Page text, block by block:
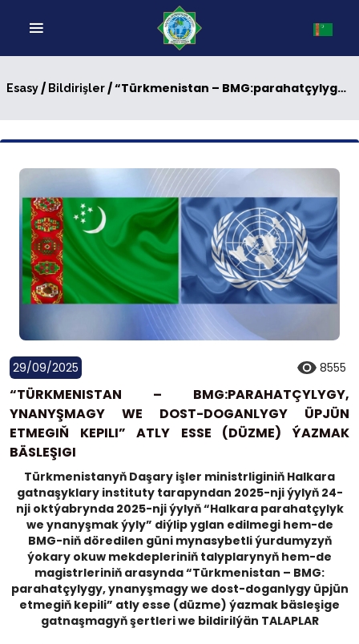
Esasy/ Bildirişler/ “Türkmenistan – BMG:parahatçylygy, ynanyşmagy we dost-doganlygy üpjün etmegiň kepili” atly esse (düzme) ýazmak bäsleşigi
29/09/2025 8555
“TÜRKMENISTAN – BMG:PARAHATÇYLYGY,
YNANYŞMAGY WE DOST-DOGANLYGY ÜPJÜN
ETMEGIŇ KEPILI” ATLY ESSE (DÜZME) ÝAZMAK
BÄSLEŞIGI
Türkmenistanyň Daşary işler ministrliginiň Halkara
gatnaşyklary instituty tarapyndan 2025-nji ýylyň 24-
nji oktýabrynda 2025-nji ýylyň “Halkara parahatçylyk
we ynanyşmak ýyly” diýlip yglan edilmegi hem-de
BMG-niň döredilen güni mynasybetli ýurdumyzyň
ýokary okuw mekdepleriniň talyplarynyň hem-de
magistrleriniň arasynda “Türkmenistan – BMG:
parahatçylygy, ynanyşmagy we dost-doganlygy üpjün
etmegiň kepili” atly esse (düzme) ýazmak bäsleşige
gatnaşmagyň şertleri we bildirilýän TALAPLAR